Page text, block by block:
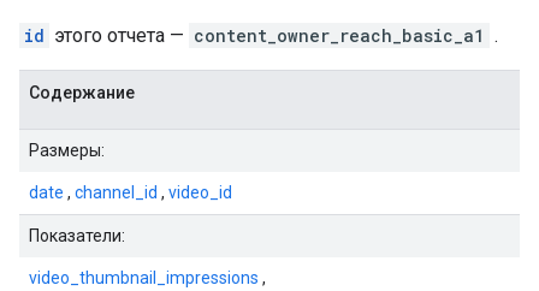
id этого отчета — content_owner_reach_basic_a1 .
Содержание
Размеры:
date , channel_id , video_id
Показатели:
video_thumbnail_impressions ,